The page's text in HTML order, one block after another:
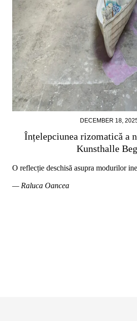
DECEMBER 18,
Înțelepciunea rizomatică a
Kunsthalle
O reflecție deschisă asupra modurilor
— Raluca Oancea